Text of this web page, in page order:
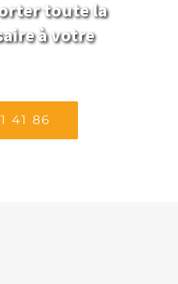
toute la
à votre
41 86